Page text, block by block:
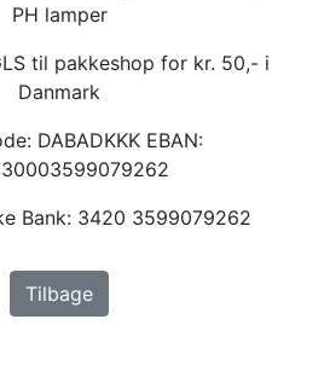
PH lamper
til pakkeshop for kr. 50,- i
Danmark
DABADKKK EBAN:
Bank: 3420 3599079262
Tilbage